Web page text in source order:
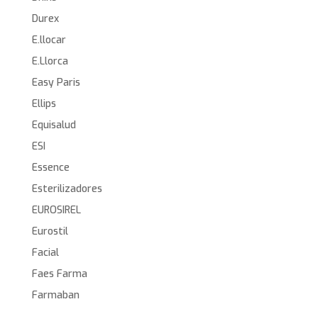
Durex
E.llocar
E.Llorca
Easy Paris
Ellips
Equisalud
ESI
Essence
Esterilizadores
EUROSIREL
Eurostil
Facial
Faes Farma
Farmaban